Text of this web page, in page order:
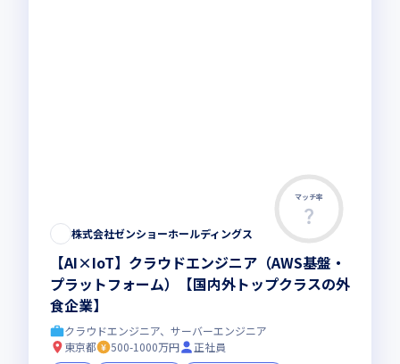
マッチ率
株式会社ゼンショーホールディングス
【AI×IoT】クラウドエンジニア（AWS基盤・
プラットフォーム）【国内外トップクラスの外
食企業】
クラウドエンジニア、サーバーエンジニア
東京都
500-1000万円
正社員